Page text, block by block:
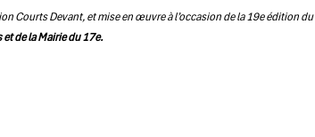
Courts Devant, et mise en œuvre à l’occasion de la 19e édition du
de la Mairie du 17e.